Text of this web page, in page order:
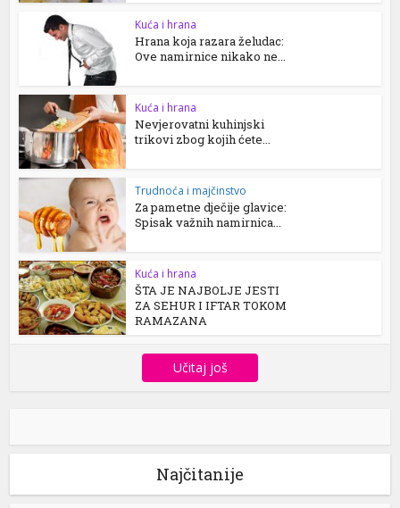
Kuća i hrana
Hrana koja razara želudac:
Ove namirnice nikako ne...
Kuća i hrana
Nevjerovatni kuhinjski
trikovi zbog kojih ćete...
Trudnoća i majčinstvo
Za pametne dječije glavice:
Spisak važnih namirnica...
Kuća i hrana
ŠTA JE NAJBOLJE JESTI
ZA SEHUR I IFTAR TOKOM
RAMAZANA
Učitaj još
Najčitanije